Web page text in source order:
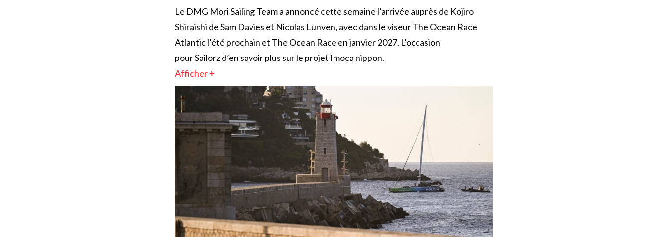
Le DMG Mori Sailing Team a annoncé cette semaine l’arrivée auprès de Kojiro
Shiraishi de Sam Davies et Nicolas Lunven, avec dans le viseur The Ocean Race
Atlantic l’été prochain et The Ocean Race en janvier 2027. L’occasion
pour Sailorz d’en savoir plus sur le projet Imoca nippon.
Afficher +